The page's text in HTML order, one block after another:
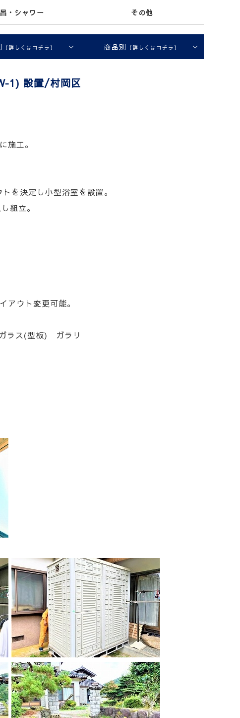
・シャワー その他
（詳しくはコチラ） 商品別 （詳しくはコチラ）
設置/村岡区
工。
を決定し小型浴室を設置。
組立。
ウト変更可能。
ラス(型板) ガラリ